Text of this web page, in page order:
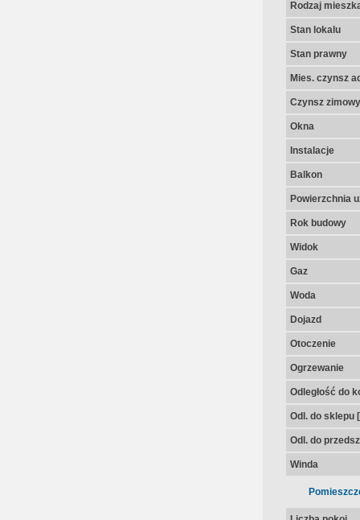
Rodzaj
Stan lokalu
Stan prawny
Mies. czynsz
Czynsz zimowy
Okna
Instalacje
Balkon
Powierzchnia
Rok budowy
Widok
Gaz
Woda
Dojazd
Otoczenie
Ogrzewanie
Odległość do
Odl. do sklepu
Odl. do
Winda